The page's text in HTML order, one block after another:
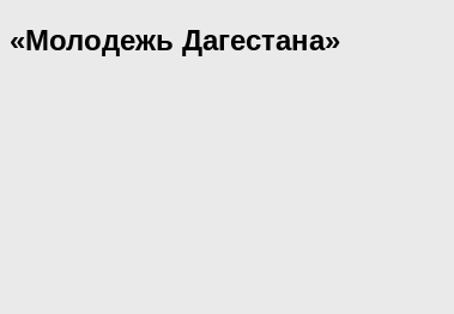
«Молодежь Дагестана»